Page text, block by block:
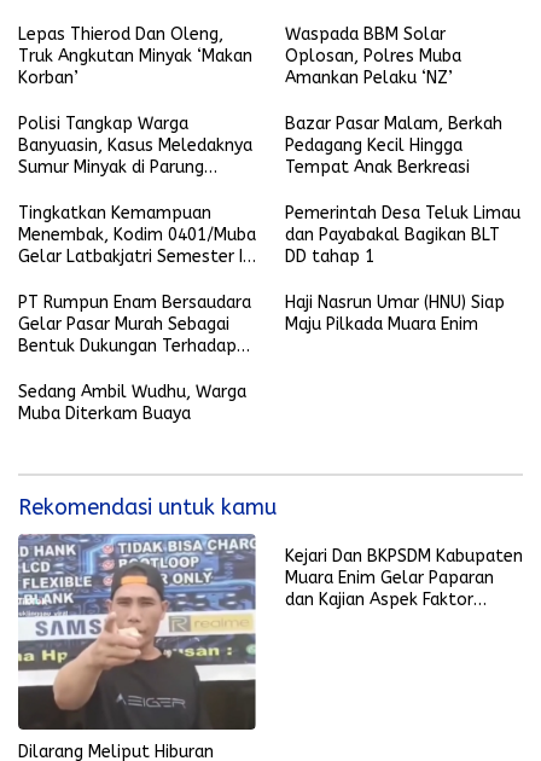
Lepas Thierod Dan Oleng,
Truk Angkutan Minyak ‘Makan
Korban’
Waspada BBM Solar
Oplosan, Polres Muba
Amankan Pelaku ‘NZ’
Polisi Tangkap Warga
Banyuasin, Kasus Meledaknya
Sumur Minyak di Parung
Bazar Pasar Malam, Berkah
Pedagang Kecil Hingga
Tempat Anak Berkreasi
Tingkatkan Kemampuan
Menembak, Kodim 0401/Muba
Gelar Latbakjatri Semester I
Pemerintah Desa Teluk Limau
dan Payabakal Bagikan BLT
DD tahap 1
PT Rumpun Enam Bersaudara
Gelar Pasar Murah Sebagai
Bentuk Dukungan Terhadap
Enim
Haji Nasrun Umar (HNU) Siap
Maju Pilkada Muara Enim
Sedang Ambil Wudhu, Warga
Muba Diterkam Buaya
Rekomendasi untuk kamu
Dilarang Meliput Hiburan
Kejari Dan BKPSDM Kabupaten
Muara Enim Gelar Paparan
dan Kajian Aspek Faktor